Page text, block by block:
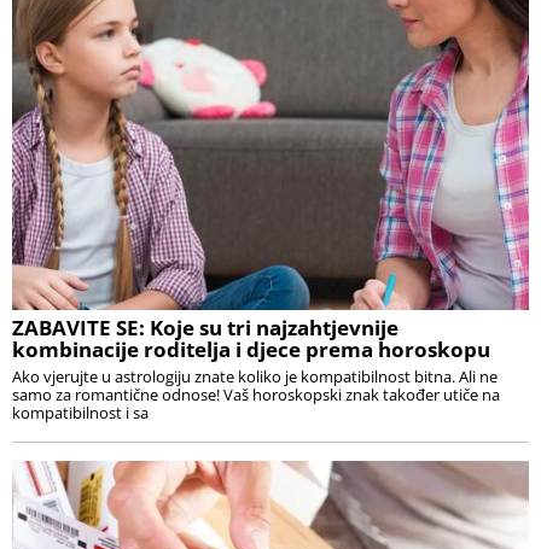
ZABAVITE SE: Koje su tri najzahtjevnije
kombinacije roditelja i djece prema horoskopu
Ako vjerujte u astrologiju znate koliko je kompatibilnost bitna. Ali ne
samo za romantične odnose! Vaš horoskopski znak također utiče na
kompatibilnost i sa